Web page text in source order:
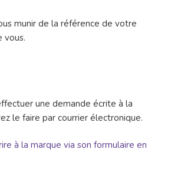
munir de la référence de votre
vous.
une demande écrite à la
le faire par courrier électronique.
à la marque via son formulaire en